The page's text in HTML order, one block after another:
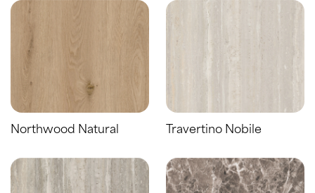
Northwood Natural Travertino Nobile